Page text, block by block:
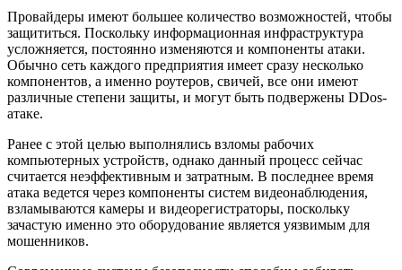
Провайдеры имеют большее количество возможностей, чтобы
защититься. Поскольку информационная инфраструктура
усложняется, постоянно изменяются и компоненты атаки.
Обычно сеть каждого предприятия имеет сразу несколько
компонентов, а именно роутеров, свичей, все они имеют
различные степени защиты, и могут быть подвержены DDos-
атаке.
Ранее с этой целью выполнялись взломы рабочих
компьютерных устройств, однако данный процесс сейчас
считается неэффективным и затратным. В последнее время
атака ведется через компоненты систем видеонаблюдения,
взламываются камеры и видеорегистраторы, поскольку
зачастую именно это оборудование является уязвимым для
мошенников.